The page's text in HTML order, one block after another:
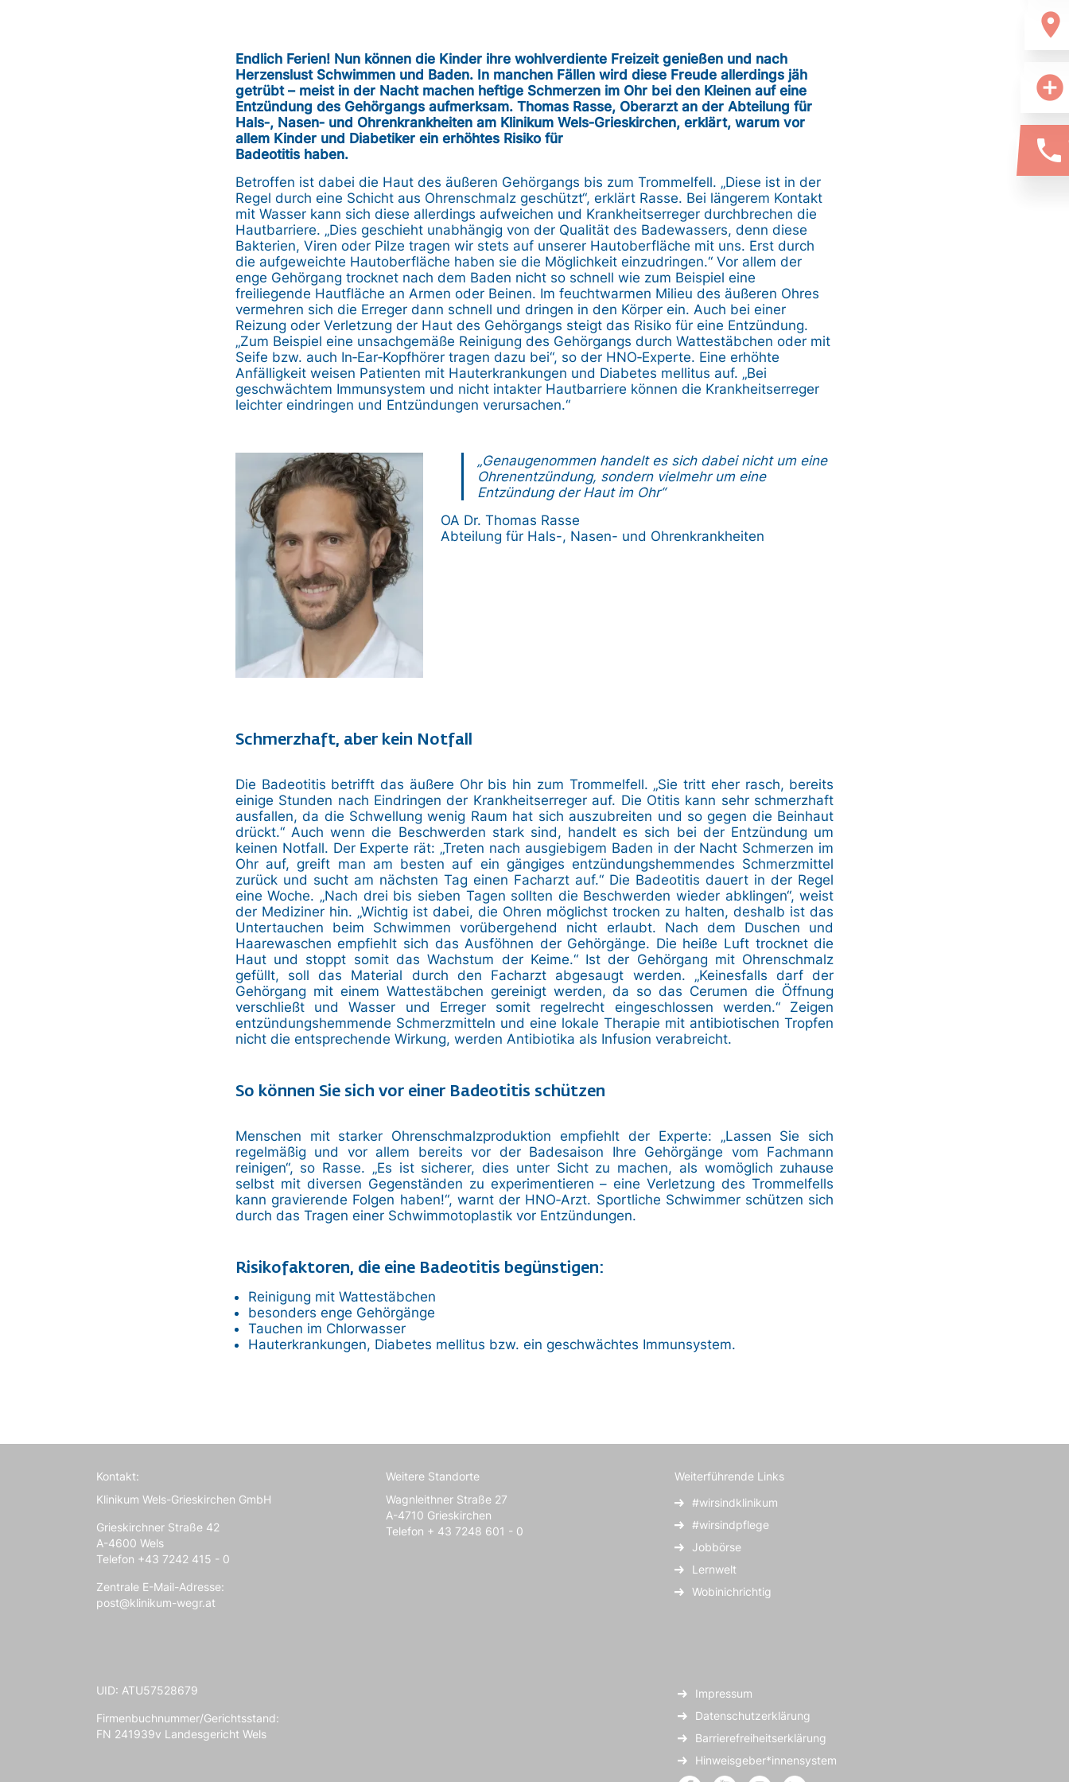
Endlich Ferien! Nun können die Kinder ihre wohlverdiente Freizeit genießen und nach
Herzenslust Schwimmen und Baden. In manchen Fällen wird diese Freude allerdings jäh
getrübt – meist in der Nacht machen heftige Schmerzen im Ohr bei den Kleinen auf eine
Entzündung des Gehörgangs aufmerksam. Thomas Rasse, Oberarzt an der Abteilung für
Hals‐, Nasen‐ und Ohrenkrankheiten am Klinikum Wels‐Grieskirchen, erklärt, warum vor
allem Kinder und Diabetiker ein erhöhtes Risiko für
Badeotitis haben.
Betroffen ist dabei die Haut des äußeren Gehörgangs bis zum Trommelfell. „Diese ist in der
Regel durch eine Schicht aus Ohrenschmalz geschützt“, erklärt Rasse. Bei längerem Kontakt
mit Wasser kann sich diese allerdings aufweichen und Krankheitserreger durchbrechen die
Hautbarriere. „Dies geschieht unabhängig von der Qualität des Badewassers, denn diese
Bakterien, Viren oder Pilze tragen wir stets auf unserer Hautoberfläche mit uns. Erst durch
die aufgeweichte Hautoberfläche haben sie die Möglichkeit einzudringen.“ Vor allem der
enge Gehörgang trocknet nach dem Baden nicht so schnell wie zum Beispiel eine
freiliegende Hautfläche an Armen oder Beinen. Im feuchtwarmen Milieu des äußeren Ohres
vermehren sich die Erreger dann schnell und dringen in den Körper ein. Auch bei einer
Reizung oder Verletzung der Haut des Gehörgangs steigt das Risiko für eine Entzündung.
„Zum Beispiel eine unsachgemäße Reinigung des Gehörgangs durch Wattestäbchen oder mit
Seife bzw. auch In‐Ear‐Kopfhörer tragen dazu bei“, so der HNO‐Experte. Eine erhöhte
Anfälligkeit weisen Patienten mit Hauterkrankungen und Diabetes mellitus auf. „Bei
geschwächtem Immunsystem und nicht intakter Hautbarriere können die Krankheitserreger
leichter eindringen und Entzündungen verursachen.“
„Genaugenommen handelt es sich dabei nicht um eine
Ohrenentzündung, sondern vielmehr um eine
Entzündung der Haut im Ohr“
OA Dr. Thomas Rasse
Abteilung für Hals-, Nasen- und Ohrenkrankheiten
Schmerzhaft, aber kein Notfall
Die Badeotitis betrifft das äußere Ohr bis hin zum Trommelfell. „Sie tritt eher rasch, bereits
einige Stunden nach Eindringen der Krankheitserreger auf. Die Otitis kann sehr schmerzhaft
ausfallen, da die Schwellung wenig Raum hat sich auszubreiten und so gegen die Beinhaut
drückt.“ Auch wenn die Beschwerden stark sind, handelt es sich bei der Entzündung um
keinen Notfall. Der Experte rät: „Treten nach ausgiebigem Baden in der Nacht Schmerzen im
Ohr auf, greift man am besten auf ein gängiges entzündungshemmendes Schmerzmittel
zurück und sucht am nächsten Tag einen Facharzt auf.“ Die Badeotitis dauert in der Regel
eine Woche. „Nach drei bis sieben Tagen sollten die Beschwerden wieder abklingen“, weist
der Mediziner hin. „Wichtig ist dabei, die Ohren möglichst trocken zu halten, deshalb ist das
Untertauchen beim Schwimmen vorübergehend nicht erlaubt. Nach dem Duschen und
Haarewaschen empfiehlt sich das Ausföhnen der Gehörgänge. Die heiße Luft trocknet die
Haut und stoppt somit das Wachstum der Keime.“ Ist der Gehörgang mit Ohrenschmalz
gefüllt, soll das Material durch den Facharzt abgesaugt werden. „Keinesfalls darf der
Gehörgang mit einem Wattestäbchen gereinigt werden, da so das Cerumen die Öffnung
verschließt und Wasser und Erreger somit regelrecht eingeschlossen werden.“ Zeigen
entzündungshemmende Schmerzmitteln und eine lokale Therapie mit antibiotischen Tropfen
nicht die entsprechende Wirkung, werden Antibiotika als Infusion verabreicht.
So können Sie sich vor einer Badeotitis schützen
Menschen mit starker Ohrenschmalzproduktion empfiehlt der Experte: „Lassen Sie sich
regelmäßig und vor allem bereits vor der Badesaison Ihre Gehörgänge vom Fachmann
reinigen“, so Rasse. „Es ist sicherer, dies unter Sicht zu machen, als womöglich zuhause
selbst mit diversen Gegenständen zu experimentieren – eine Verletzung des Trommelfells
kann gravierende Folgen haben!“, warnt der HNO‐Arzt. Sportliche Schwimmer schützen sich
durch das Tragen einer Schwimmotoplastik vor Entzündungen.
Risikofaktoren, die eine Badeotitis begünstigen:
Reinigung mit Wattestäbchen
besonders enge Gehörgänge
Tauchen im Chlorwasser
Hauterkrankungen, Diabetes mellitus bzw. ein geschwächtes Immunsystem.
location_on
add_circle
phone
Kontakt:
Klinikum Wels-Grieskirchen GmbH
Grieskirchner Straße 42
A-4600 Wels
Telefon +43 7242 415 - 0
Zentrale E-Mail-Adresse:
post@klinikum-wegr.at
Weitere Standorte
Wagnleithner Straße 27
A-4710 Grieskirchen
Telefon + 43 7248 601 - 0
Weiterführende Links
#wirsindklinikum
#wirsindpflege
Jobbörse
Lernwelt
Wobinichrichtig
UID: ATU57528679
Firmenbuchnummer/Gerichtsstand:
FN 241939v Landesgericht Wels
Impressum
Datenschutzerklärung
Barrierefreiheitserklärung
Hinweisgeber*innensystem